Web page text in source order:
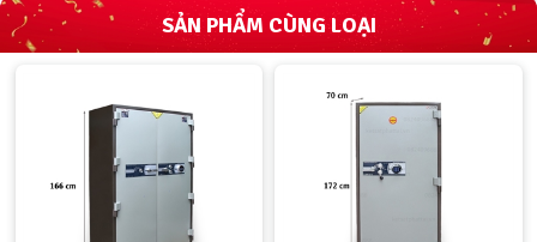
SẢN PHẨM CÙNG LOẠI